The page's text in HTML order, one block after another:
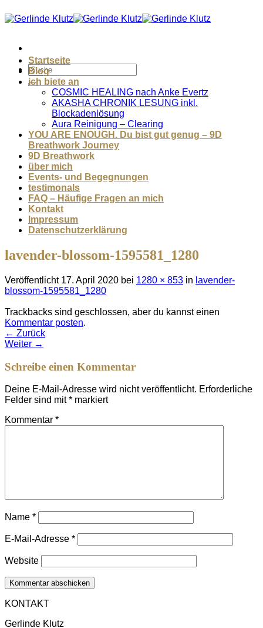
Inhalt
Startseite
Blog
ich biete an
COSMIC HEALING nach Anke Evertz
AKASHA CHRONIK LESUNG inkl.
Blockadenlösung
Aura Reinigung – Clearing
YOU ARE ENOUGH. Du bist gut genug – 9D
Breathwork Journey
9D Breathwork
über mich
Events- und Begegnungen
testimonals
FAQ – Häufige Fragen an mich
Kontakt
Impressum
Datenschutzerklärung
lavender-blossom-1595581_1280
Veröffentlicht 17. April 2020 bei 1280 × 853 in lavender-
blossom-1595581_1280
Trackbacks sind geschlossen, aber du kannst einen
Kommentar posten.
← Zurück
Weiter →
Schreibe einen Kommentar
Deine E-Mail-Adresse wird nicht veröffentlicht. Erforderliche
Felder sind mit* markiert
Kommentar *
Name *
E-Mail-Adresse *
Website
KONTAKT
Gerlinde Klutz